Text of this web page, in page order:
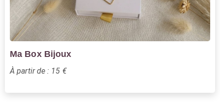
Ma Box Bijoux
À partir de : 15 €